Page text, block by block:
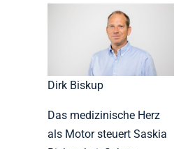
Dirk Biskup
Das medizinische Herz
als Motor steuert Saskia